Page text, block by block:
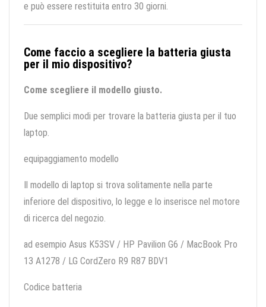
e può essere restituita entro 30 giorni.
Come faccio a scegliere la batteria giusta
per il mio dispositivo?
Come scegliere il modello giusto.
Due semplici modi per trovare la batteria giusta per il tuo
laptop.
equipaggiamento modello
Il modello di laptop si trova solitamente nella parte
inferiore del dispositivo, lo legge e lo inserisce nel motore
di ricerca del negozio.
ad esempio Asus K53SV / HP Pavilion G6 / MacBook Pro
13 A1278 / LG CordZero R9 R87 BDV1
Codice batteria